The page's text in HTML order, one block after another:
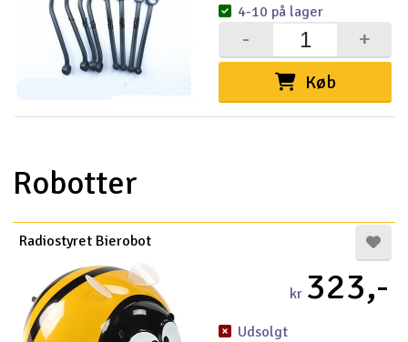
Køb
+
-
4-10 på lager
Robotter
Radiostyret Bierobot
kr 323,-
Udsolgt